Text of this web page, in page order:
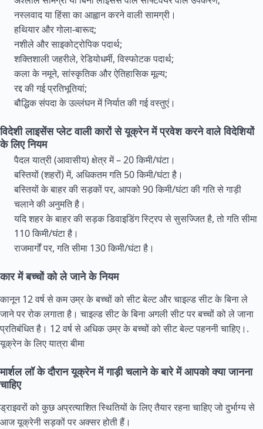
नस्लवाद या हिंसा का आह्वान करने वाली सामग्री।
हथियार और गोला-बारूद;
नशीले और साइकोट्रोपिक पदार्थ;
शक्तिशाली जहरीले, रेडियोधर्मी, विस्फोटक पदार्थ;
कला के नमूने, सांस्कृतिक और ऐतिहासिक मूल्य;
रद्द की गई प्रतिभूतियां;
बौद्धिक संपदा के उल्लंघन में निर्यात की गई वस्तुएं।
विदेशी लाइसेंस प्लेट वाली कारों से यूक्रेन में प्रवेश करने वाले विदेशियों
के लिए नियम
पैदल यात्री (आवासीय) क्षेत्र में – 20 किमी/घंटा।
बस्तियों (शहरों) में, अधिकतम गति 50 किमी/घंटा है।
बस्तियों के बाहर की सड़कों पर, आपको 90 किमी/घंटा की गति से गाड़ी
चलाने की अनुमति है।
यदि शहर के बाहर की सड़क डिवाइडिंग स्ट्रिप से सुसज्जित है, तो गति सीमा
110 किमी/घंटा है।
राजमार्गों पर, गति सीमा 130 किमी/घंटा है।
कार में बच्चों को ले जाने के नियम
कानून 12 वर्ष से कम उम्र के बच्चों को सीट बेल्ट और चाइल्ड सीट के बिना ले
जाने पर रोक लगाता है। चाइल्ड सीट के बिना अगली सीट पर बच्चों को ले जाना
प्रतिबंधित है। 12 वर्ष से अधिक उम्र के बच्चों को सीट बेल्ट पहननी चाहिए।.
यूक्रेन के लिए यात्रा बीमा
मार्शल लॉ के दौरान यूक्रेन में गाड़ी चलाने के बारे में आपको क्या जानना
चाहिए
ड्राइवरों को कुछ अप्रत्याशित स्थितियों के लिए तैयार रहना चाहिए जो दुर्भाग्य से
आज यूक्रेनी सड़कों पर अक्सर होती हैं।